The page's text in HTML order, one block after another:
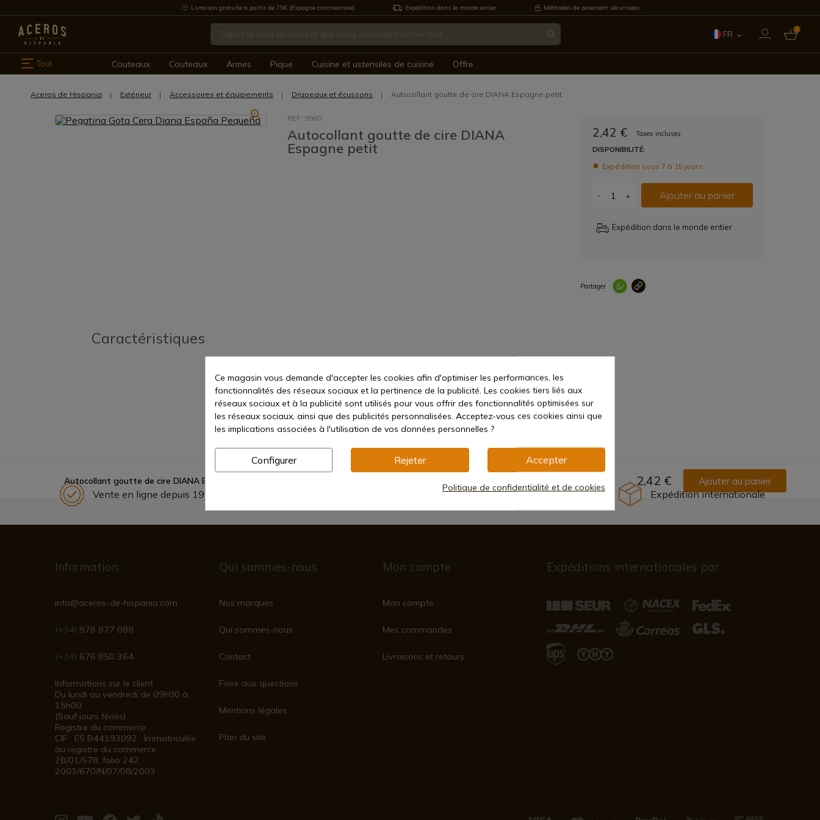
Livraison gratuite à partir de 75€ (Espagne continentale) Expédition dans le monde entier Méthodes de paiement sécurisées
FR 0
Tout Couteaux Couteaux Armes Pique Cuisine et ustensiles de cuisine Offre
Aceros de Hispania Extérieur Accessoires et équipements Drapeaux et écussons Autocollant goutte de cire DIANA Espagne petit
REF: 9960
Autocollant goutte de cire DIANA
Espagne petit
2,42 €
Taxes incluses
DISPONIBILITÉ:
Expédition sous 7 à 15 jours
- + Ajouter au panier
Expédition dans le monde entier
Partager
Caractéristiques
Autocollant goutte de cire DIANA Espagne petit 2,42 € Ajouter au panier
Vente en ligne depuis 1998 Méthodes de paiement sécurisées Expédition internationale
Information
info@aceros-de-hispania.com
(+34) 978 877 088
(+34) 676 850 364
Informations sur le client
Du lundi au vendredi de 09h00 à
15h00
(Sauf jours fériés)
Registre du commerce
CIF : ES B44193092 · Immatriculée
au registre du commerce
28/01/578, folio 242,
2003/670/N/07/08/2003
Qui sommes-nous
Nos marques
Qui sommes-nous
Contact
Foire aux questions
Mentions légales
Plan du site
Mon compte
Mon compte
Mes commandes
Livraisons et retours
Expéditions internationales par
Ce magasin vous demande d'accepter les cookies afin d'optimiser les performances, les
fonctionnalités des réseaux sociaux et la pertinence de la publicité. Les cookies tiers liés aux
réseaux sociaux et à la publicité sont utilisés pour vous offrir des fonctionnalités optimisées sur
les réseaux sociaux, ainsi que des publicités personnalisées. Acceptez-vous ces cookies ainsi que
les implications associées à l'utilisation de vos données personnelles ?
Configurer Rejeter Accepter
Politique de confidentialité et de cookies